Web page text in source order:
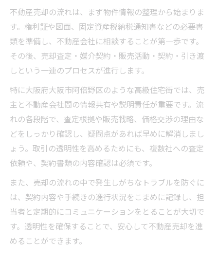
広告戦略と内覧準備で売却を有利に進める
損しないための高級住宅街売却ポイント
高級住宅街で不動産売却を成功させる極意
資産価値を維持する売却準備のポイント
直近成約事例を活用した査定の活かし方
売却前に把握すべき競合在庫の確認方法
築年補正を踏まえた不動産売却の注意点
透明性重視の売却が信頼関係を生む理由
不動産売却で透明性を高める実践方法
誠実な情報開示が信頼につながる理由
囲い込みや二重契約を回避する対応策
無断転貸など三大タブーへの注意点
阿倍野区特有のタブーや5％ルール徹底解説
阿倍野区で気をつける不動産三大タブー
不動産売却の流れは、まず物件情報の整理から始まりま
す。権利証や図面、固定資産税納税通知書などの必要書
類を準備し、不動産会社に相談することが第一歩です。
その後、売却査定・媒介契約・販売活動・契約・引き渡
しという一連のプロセスが進行します。
特に大阪府大阪市阿倍野区のような高級住宅街では、売
主と不動産会社間の情報共有や説明責任が重要です。流
れの各段階で、査定根拠や販売戦略、価格交渉の理由な
どをしっかり確認し、疑問点があれば早めに解消しまし
ょう。取引の透明性を高めるためにも、複数社への査定
依頼や、契約書類の内容確認は必須です。
また、売却の流れの中で発生しがちなトラブルを防ぐに
は、契約内容や手続きの進行状況をこまめに記録し、担
当者と定期的にコミュニケーションをとることが大切で
す。透明性を確保することで、安心して不動産売却を進
めることができます。